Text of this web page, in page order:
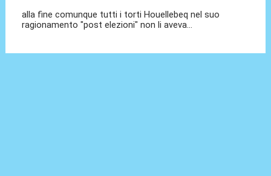
alla fine comunque tutti i torti Houellebeq nel suo
ragionamento "post elezioni" non li aveva...